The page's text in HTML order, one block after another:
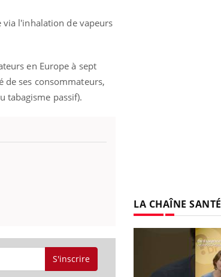
via l'inhalation de vapeurs
en Europe à sept
de ses consommateurs,
tabagisme passif).
S'inscrire
LA CHAÎNE SANTÉ